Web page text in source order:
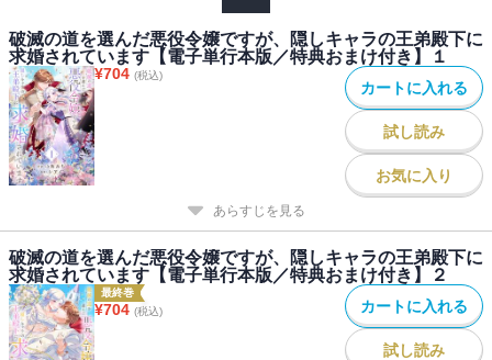
破滅の道を選んだ悪役令嬢ですが、隠しキャラの王弟殿下に
求婚されています【電子単行本版／特典おまけ付き】１
¥704 (税込)
カートに入れる
試し読み
お気に入り
あらすじを見る
破滅の道を選んだ悪役令嬢ですが、隠しキャラの王弟殿下に
求婚されています【電子単行本版／特典おまけ付き】２
最終巻
¥704 (税込) カートに入れる
試し読み